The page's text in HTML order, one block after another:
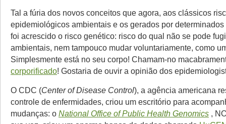
Tal a fúria dos novos conceitos que agora, aos clássicos
epidemiológicos ambientais e os gerados por
foi acrescido o risco genético: risco do qual não se pode
ambientais, nem tampouco mudar voluntariamente, como
Simplesmente está no seu corpo! Chamam-no
corporificado! Gostaria de ouvir a opinião dos
O CDC (Center of Disease Control), a agência americana
controle de enfermidades, criou um escritório para
mudanças: o National Office of Public Health Genomics ,